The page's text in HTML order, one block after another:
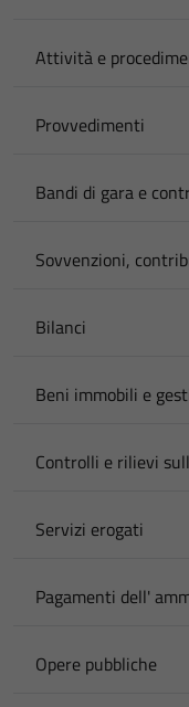
Attività e
Provvedimenti
Bandi di gara e
Sovvenzioni,
Bilanci
Beni immobili e
Controlli e rilievi
Servizi erogati
Pagamenti dell'
Opere pubbliche